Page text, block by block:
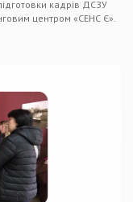
кадрів ДСЗУ
центром «СЕНС Є».